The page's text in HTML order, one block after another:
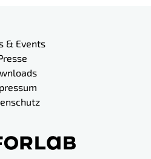
& Events